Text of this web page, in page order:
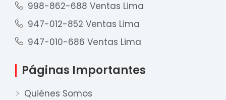
998-862-688 Ventas Lima
947-012-852 Ventas Lima
947-010-686 Ventas Lima
Páginas Importantes
Quiénes Somos